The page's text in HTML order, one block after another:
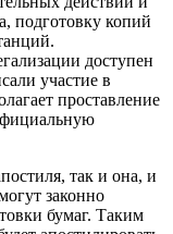
подготовку копий
доступен
участие в
проставление
так и она, и
законно
бумаг. Таким